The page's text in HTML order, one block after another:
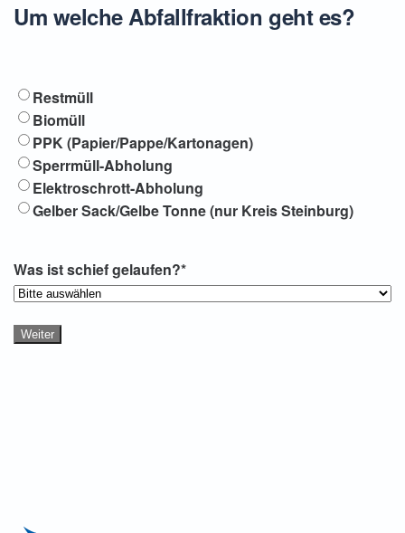
Um welche Abfallfraktion geht es?
Abfallfraktion
Restmüll
Biomüll
PPK (Papier/Pappe/Kartonagen)
Sperrmüll-Abholung
Elektroschrott-Abholung
Gelber Sack/Gelbe Tonne (nur Kreis Steinburg)
Was ist schief gelaufen?*
Weiter